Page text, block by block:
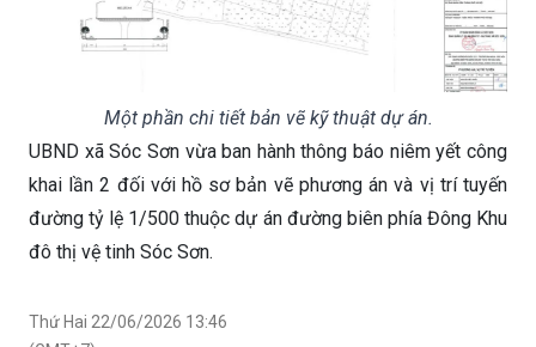
Một phần chi tiết bản vẽ kỹ thuật dự án.
UBND xã Sóc Sơn vừa ban hành thông báo niêm yết công
khai lần 2 đối với hồ sơ bản vẽ phương án và vị trí tuyến
đô thị vệ tinh Sóc Sơn.